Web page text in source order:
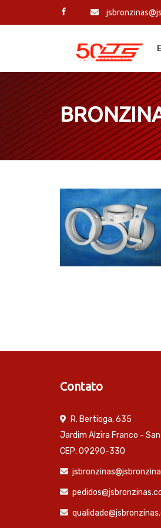
Contato
R. Bertioga, 635
Jardim Alzira Franco -
CEP: 09290-330